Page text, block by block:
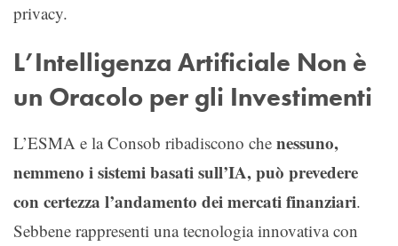
privacy.
L’Intelligenza Artificiale Non è
un Oracolo per gli Investimenti
L’ESMA e la Consob ribadiscono che nessuno,
nemmeno i sistemi basati sull’IA, può prevedere
con certezza l’andamento dei mercati finanziari.
Sebbene rappresenti una tecnologia innovativa con